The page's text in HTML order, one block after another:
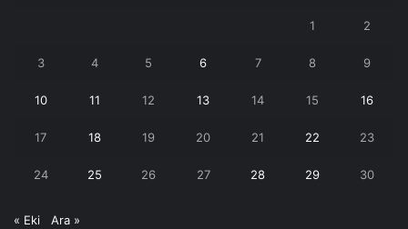
1 2
3 4 5 6 7 8 9
10 11 12 13 14 15 16
17 18 19 20 21 22 23
24 25 26 27 28 29 30
« Eki Ara »